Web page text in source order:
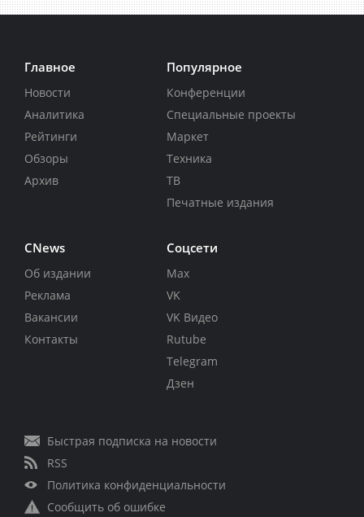
Главное
Новости
Аналитика
Рейтинги
Обзоры
Архив
Популярное
Конференции
Специальные проекты
Маркет
Техника
ТВ
Печатные издания
CNews
Об издании
Реклама
Вакансии
Контакты
Соцсети
Max
VK
VK Видео
Rutube
Telegram
Дзен
Быстрая подписка на новости
RSS
Политика конфиденциальности
Сообщить об ошибке